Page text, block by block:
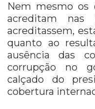
Nem mesmo os
acreditam nas
acreditassem,
quanto ao
ausência das
corrupção no
calçado do
cobertura